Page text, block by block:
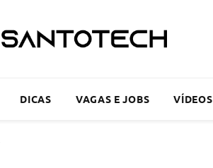
DICAS VAGAS E JOBS VÍDEOS